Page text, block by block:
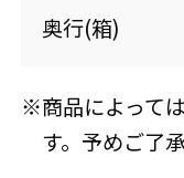
奥行(箱)
※商品によって
す。予めご了